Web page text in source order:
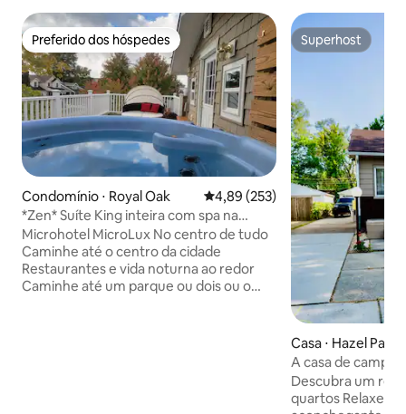
Preferido dos hóspedes
Preferido dos hóspedes
Condomínio ⋅ Royal Oak 4,89 de uma avaliação média de
4,89 (253)
*Zen* Suíte King inteira com spa na
cobertura, @MicroLux
Microhotel MicroLux No centro de tudo
Caminhe até o centro da cidade
Restaurantes e vida noturna ao redor
Caminhe até um parque ou dois ou o
Superhost
Superhost
Casa ⋅ Hazel Park
A casa de campo
Descubra um
quartos Relaxe nesta casa